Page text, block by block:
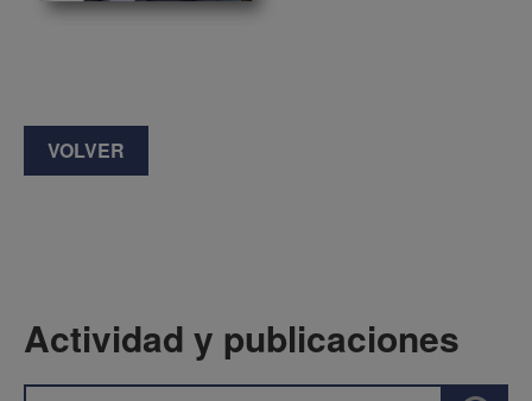
VOLVER
Actividad y publicaciones